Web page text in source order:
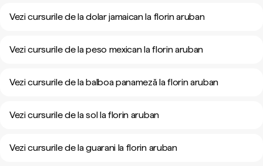
Vezi cursurile de la dolar jamaican la florin aruban
Vezi cursurile de la peso mexican la florin aruban
Vezi cursurile de la balboa panameză la florin aruban
Vezi cursurile de la sol la florin aruban
Vezi cursurile de la guarani la florin aruban